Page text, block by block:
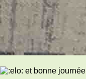
et bonne journée